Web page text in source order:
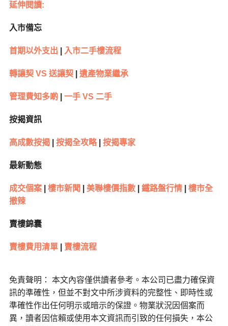
延伸閱讀:
入市備忘
首期以外支出 入市二手樓流程
轉讓契 VS 送讓契| 遺產物業繼承
管理費知多啲| 一手 VS 二手
按揭資訊
高成數按揭| 按揭全攻略| 按揭專家
最新動態
成交個案| 樓市新聞 美聯樓價指數| 鐵路盤行情|
樓市全
撤辣
賣樓錦囊
賣樓費用清單| 賣樓流程
免責聲明： 本文內容僅供讀者參考。本公司已盡力確保資
訊的準確性，但並不對文中所涉資料的完整性、即時性或
準確性作出任何明示或暗示的保證。物業狀況因個案而
異，讀者因信賴或使用本文資訊而引致的任何損失，本公